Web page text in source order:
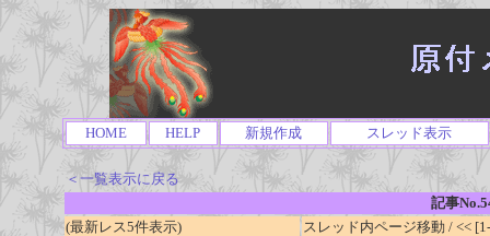
HOME HELP 新規作成 スレッド表示
＜一覧表示に戻る
記事
(最新レス5件表示)
スレッド内ページ移動 / <<